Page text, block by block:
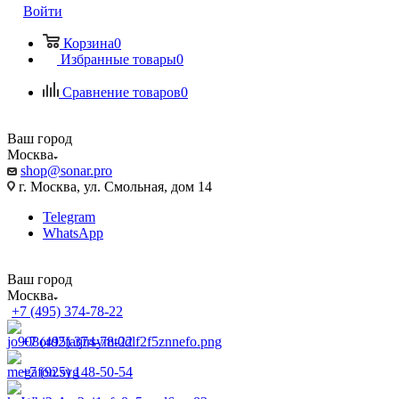
Войти
Корзина0
Избранные товары0
Сравнение товаров0
Ваш город
Москва
shop@sonar.pro
г. Москва, ул. Смольная, дом 14
Telegram
WhatsApp
Ваш город
Москва
+7 (495) 374-78-22
+7 (495) 374-78-22
+7 (925) 148-50-54